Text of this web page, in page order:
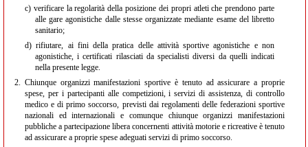
c) verificare la regolarità della posizione dei propri atleti che prendono parte
alle gare agonistiche dalle stesse organizzate mediante esame del libretto
sanitario;
d) rifiutare, ai fini della pratica delle attività sportive agonistiche e non
agonistiche, i certificati rilasciati da specialisti diversi da quelli indicati
nella presente legge.
2. Chiunque organizzi manifestazioni sportive è tenuto ad assicurare a proprie
spese, per i partecipanti alle competizioni, i servizi di assistenza, di controllo
medico e di primo soccorso, previsti dai regolamenti delle federazioni sportive
nazionali ed internazionali e comunque chiunque organizzi manifestazioni
pubbliche a partecipazione libera concernenti attività motorie e ricreative è tenuto
ad assicurare a proprie spese adeguati servizi di primo soccorso.